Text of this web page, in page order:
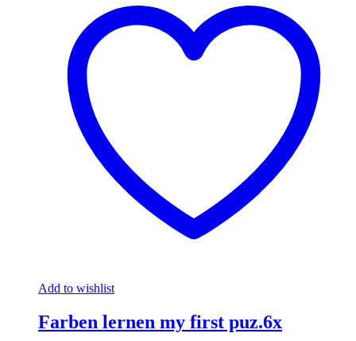
Add to wishlist
Farben lernen my first puz.6x